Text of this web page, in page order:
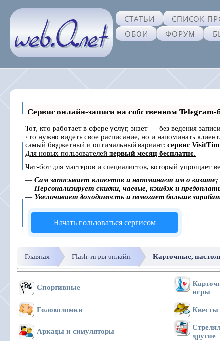
СТАТЬИ
СПИСОК
ОБОИ
ФОРУМ
Сервис онлайн-записи на собственном Telegram-
Тот, кто работает в сфере услуг, знает — без ведения
что нужно видеть свое расписание, но и напоминать
самый бюджетный и оптимальный вариант: сервис
Для новых пользователей первый месяц бесплатно.
Чат-бот для мастеров и специалистов, который упрощает
— Сам записывает клиентов и напоминает им о визите;
— Персонализирует скидки, чаевые, кэшбэк и
— Увеличивает доходимость и помогает больше
Начать пользоваться сервисом
Главная Flash-игры онлайн Карточные,
Спортивные
игры
Головоломки Квесты
Аркады и симуляторы
другие